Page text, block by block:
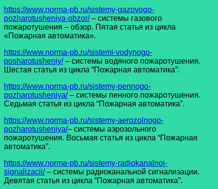
https://www.norma-pb.ru/sistemy-gazovogo-
pozharotusheniya-obzor/– системы газового
пожаротушения – обзор. Пятая статья из цикла
«Пожарная автоматика».
https://www.norma-pb.ru/sistemi-vodynogo-
posharotusheniy/– системы водяного пожаротушения.
Шестая статья из цикла “Пожарная автоматика”.
https://www.norma-pb.ru/sistemy-pennogo-
pozharotusheniya/– системы пенного пожаротушения.
Седьмая статья из цикла “Пожарная автоматика”.
https://www.norma-pb.ru/sistemy-aerozolnogo-
pozharotusheniya/– системы аэрозольного
пожаротушения. Восьмая статья из цикла “Пожарная
автоматика”.
https://www.norma-pb.ru/sistemy-radiokanalnoj-
signalizacii/– системы радиоканальной сигнализации.
Девятая статья из цикла “Пожарная автоматика”.